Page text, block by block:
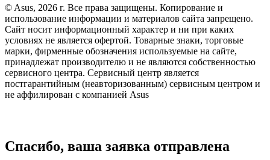
© Asus, 2026 г. Все права защищены. Копирование и
использование информации и материалов сайта запрещено.
Сайт носит информационный характер и ни при каких
условиях не является офертой. Товарные знаки, торговые
марки, фирменные обозначения используемые на сайте,
принадлежат производителю и не являются собственностью
сервисного центра. Сервисный центр является
постгарантийным (неавторизованным) сервисным центром и
не аффилирован с компанией Asus
Спасибо, ваша заявка отправлена